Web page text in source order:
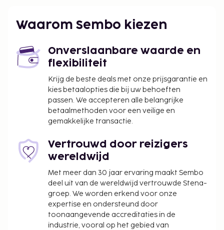
San Diego, CA (SEE-Gillespie Field) - 35,7 km
L. Rodriguez Intl.) - 53,6 km
Carlsbad, California (CLD-McClellan-Palomar) - 53,3
De aanbevolen luchthaven voor dit vakantiehuis is
San Diego, California (SAN-Internationale
luchthaven San Diego).
parkeerplaatsen. Profiteer van de handige
voorzieningen zoals gratis wifi en barbecues.
per verblijf
Assistentiedieren zijn vrijgesteld van toeslagen
Deze lijst is mogelijk niet volledig. Toeslagen en
borgsommen zijn mogelijk excl. btw en kunnen
Waarom Sembo kiezen
Onverslaanbare waarde en
flexibiliteit
Krijg de beste deals met onze prijsgarantie en
kies betaalopties die bij uw behoeften
passen. We accepteren alle belangrijke
betaalmethoden voor een veilige en
gemakkelijke transactie.
Vertrouwd door reizigers
wereldwijd
Met meer dan 30 jaar ervaring maakt Sembo
deel uit van de wereldwijd vertrouwde Stena-
groep. We worden erkend voor onze
expertise en ondersteund door
toonaangevende accreditaties in de
industrie, vooral op het gebied van